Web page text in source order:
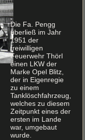
Die Fa. Pengg
überließ im Jahr
1951 der
freiwilligen
Feuerwehr Thörl
einen LKW der
Marke Opel Blitz,
der in Eigenregie
zu einem
Tanklöschfahrzeug,
welches zu diesem
Zeitpunkt eines der
ersten im Lande
war, umgebaut
wurde.